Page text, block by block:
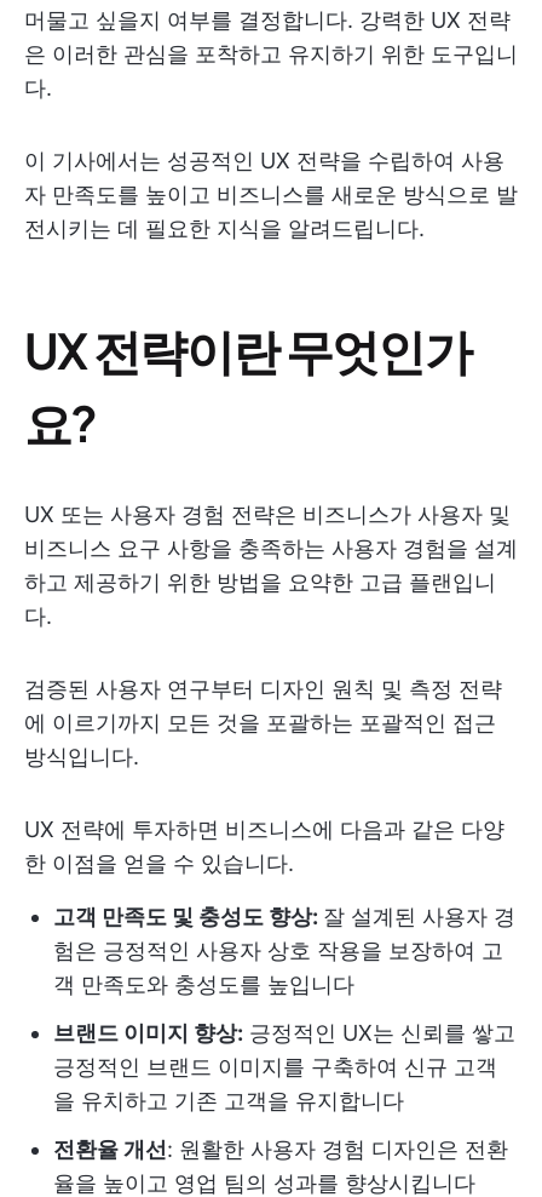
머물고 싶을지 여부를 결정합니다. 강력한 UX 전략
은 이러한 관심을 포착하고 유지하기 위한 도구입니
다.
이 기사에서는 성공적인 UX 전략을 수립하여 사용
자 만족도를 높이고 비즈니스를 새로운 방식으로 발
전시키는 데 필요한 지식을 알려드립니다.
UX 전략이란 무엇인가
요?
UX 또는 사용자 경험 전략은 비즈니스가 사용자 및
비즈니스 요구 사항을 충족하는 사용자 경험을 설계
하고 제공하기 위한 방법을 요약한 고급 플랜입니
다.
검증된 사용자 연구부터 디자인 원칙 및 측정 전략
에 이르기까지 모든 것을 포괄하는 포괄적인 접근
방식입니다.
UX 전략에 투자하면 비즈니스에 다음과 같은 다양
한 이점을 얻을 수 있습니다.
고객 만족도 및 충성도 향상: 잘 설계된 사용자 경
험은 긍정적인 사용자 상호 작용을 보장하여 고
객 만족도와 충성도를 높입니다
브랜드 이미지 향상: 긍정적인 UX는 신뢰를 쌓고
긍정적인 브랜드 이미지를 구축하여 신규 고객
을 유치하고 기존 고객을 유지합니다
전환율 개선 : 원활한 사용자 경험 디자인은 전환
율을 높이고 영업 팀의 성과를 향상시킵니다